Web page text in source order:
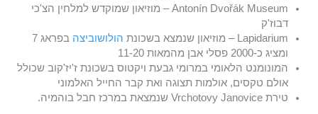
Antonín Dvořák Museum – מוזיאון שמוקדש למלחין הצ'כי
דבוז'ק
Lapidarium – מוזיאון שנמצא בשכונת
הולושוביצה
בפראג 7
ומציג כ-2000 פסלי אבן מהמאות 11-20
המונומנט הלאומי במרומי גבעת ויקטוס בשכונת ז'יז'קוב שכולל
אולם טקסים, אולמות תצוגה ואת קבר החייל האלמוני
טירת Vrchotovy Janovice שנמצאת במרכז חבל בוהמיה.